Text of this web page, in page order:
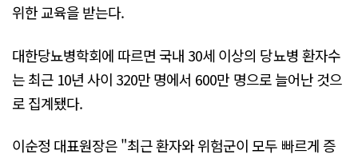
위한 교육을 받는다.
대한당뇨병학회에 따르면 국내 30세 이상의 당뇨병 환자수
는 최근 10년 사이 320만 명에서 600만 명으로 늘어난 것으
로 집계됐다.
이순정 대표원장은 "최근 환자와 위험군이 모두 빠르게 증